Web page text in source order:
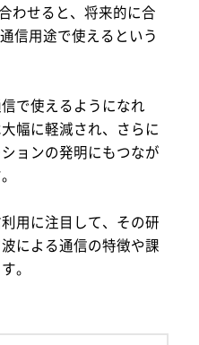
わせると、将来的に合
信用途で使えるという
で使えるようになれ
幅に軽減され、さらに
ョンの発明にもつなが
用に注目して、その研
による通信の特徴や課
。